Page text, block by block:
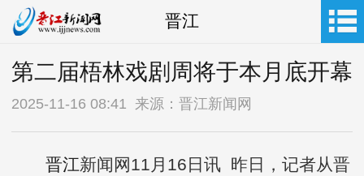
晋江
第二届梧林戏剧周将于本月底开幕
2025-11-16 08:41 来源：晋江新闻网
晋江新闻网11月16日讯 昨日，记者从晋